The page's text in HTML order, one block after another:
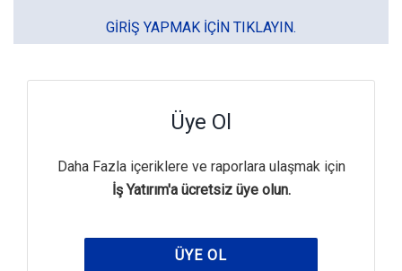
GIRIŞ YAPMAK IÇIN TIKLAYIN.
Üye Ol
Daha Fazla içeriklere ve raporlara ulaşmak için
İş Yatırım'a ücretsiz üye olun.
ÜYE OL